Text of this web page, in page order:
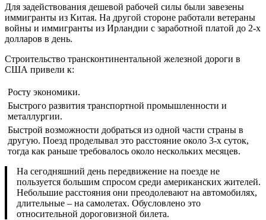
Для задействования дешевой рабочей силы были завезены
иммигранты из Китая. На другой стороне работали ветераны
войны и иммигранты из Ирландии с заработной платой до 2-х
долларов в день.
Строительство трансконтинентальной железной дороги в
США привели к:
Росту экономики.
Быстрого развития транспортной промышленности и
металлургии.
Быстрой возможности добраться из одной части страны в
другую. Поезд проделывал это расстояние около 3-х суток,
тогда как раньше требовалось около нескольких месяцев.
На сегодняшний день передвижение на поезде не
пользуется большим спросом среди американских жителей.
Небольшие расстояния они преодолевают на автомобилях,
длительные – на самолетах. Обусловлено это
относительной дороговизной билета.